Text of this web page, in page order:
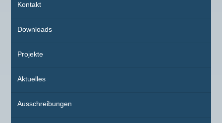
Kontakt
Downloads
Projekte
Aktuelles
Ausschreibungen